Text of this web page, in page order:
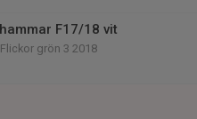
F17/18 vit
grön 3 2018